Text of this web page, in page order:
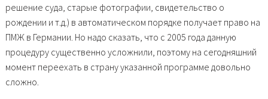
решение суда, старые фотографии, свидетельство о
рождении и т.д.) в автоматическом порядке получает право на
ПМЖ в Германии. Но надо сказать, что с 2005 года данную
процедуру существенно усложнили, поэтому на сегодняшний
момент переехать в страну указанной программе довольно
сложно.